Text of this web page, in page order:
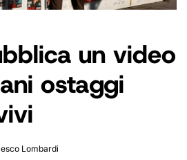
un video
ostaggi
Lombardi